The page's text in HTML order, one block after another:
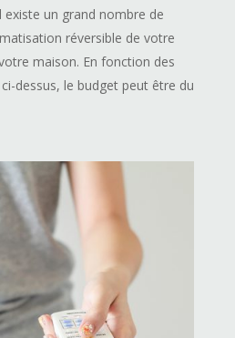
existe un grand nombre de
réversible de votre
maison. En fonction des
dessus, le budget peut être du